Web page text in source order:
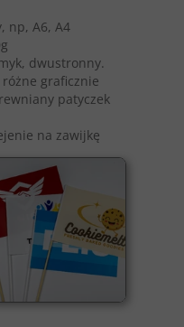
np, A6, A4
dwustronny.
graficznie
patyczek
na zawijkę